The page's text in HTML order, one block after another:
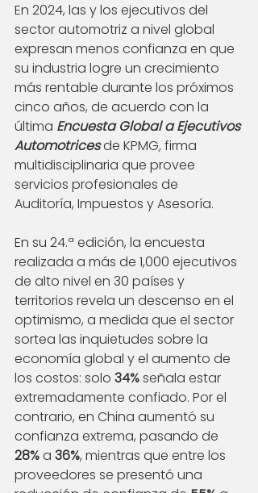
En 2024, las y los ejecutivos del
sector automotriz a nivel global
expresan menos confianza en que
su industria logre un crecimiento
más rentable durante los próximos
cinco años, de acuerdo con la
última Encuesta Global a Ejecutivos
Automotrices de KPMG, firma
multidisciplinaria que provee
servicios profesionales de
Auditoría, Impuestos y Asesoría.
En su 24.ª edición, la encuesta
realizada a más de 1,000 ejecutivos
de alto nivel en 30 países y
territorios revela un descenso en el
optimismo, a medida que el sector
sortea las inquietudes sobre la
economía global y el aumento de
los costos: solo 34% señala estar
extremadamente confiado. Por el
contrario, en China aumentó su
confianza extrema, pasando de
28% a 36%, mientras que entre los
proveedores se presentó una